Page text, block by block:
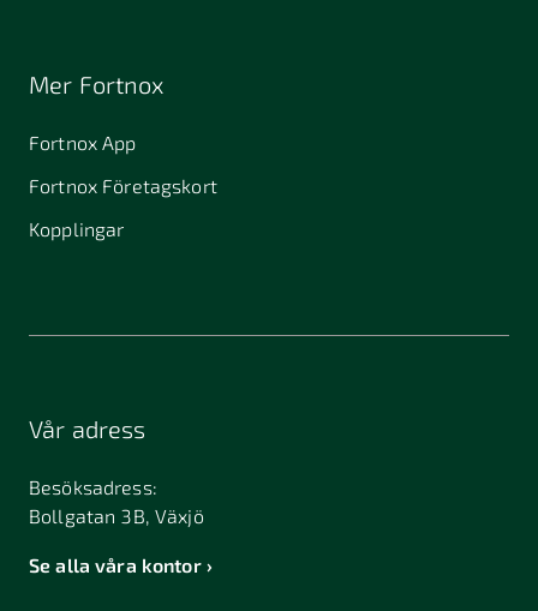
Mer Fortnox
Fortnox App
Fortnox Företagskort
Kopplingar
Vår adress
Besöksadress:
Bollgatan 3B, Växjö
Se alla våra kontor